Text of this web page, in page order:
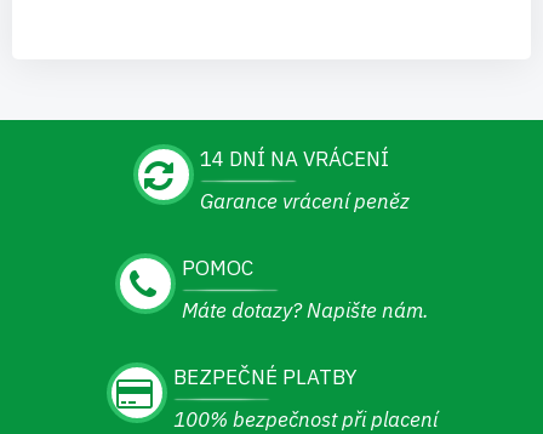
14 DNÍ NA VRÁCENÍ
Garance vrácení peněz
POMOC
Máte dotazy? Napište nám.
BEZPEČNÉ PLATBY
100% bezpečnost při placení